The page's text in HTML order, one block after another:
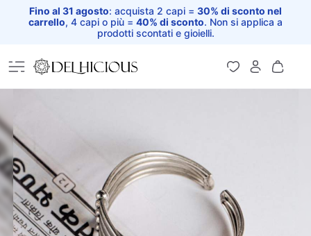
Fino al 31 agosto: acquista 2 capi = 30% di sconto nel
carrello, 4 capi o più = 40% di sconto. Non si applica a
prodotti scontati e gioielli.
Home